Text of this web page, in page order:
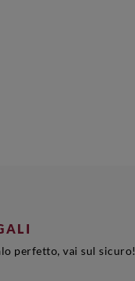
perfetto, vai sul sicuro!